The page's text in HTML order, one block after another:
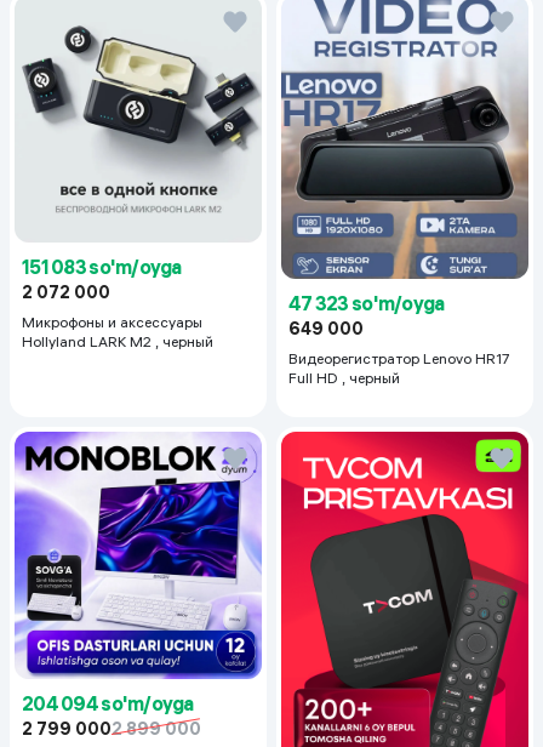
151 083 so'm/oyga
2 072 000
Микрофоны и аксессуары
Hollyland LARK M2 , черный
47 323 so'm/oyga
649 000
Видеорегистратор Lenovo HR17
Full HD , черный
204 094 so'm/oyga
2 799 0002 899 000